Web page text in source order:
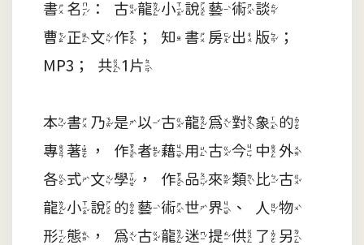
書名：古龍小說藝術談
曹正文作；知書房出版；
MP3；共1片
本書乃是以古龍為對象的
專著，作者藉用古今中外
各式文學，作品來類比古
龍小說的藝術世界、人物
形態，為古龍迷提供了另